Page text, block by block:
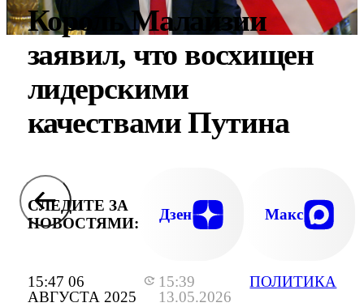
15:47 06
АВГУСТА 2025
15:39
13.05.2026
ПОЛИТИКА
Король Малайзии
заявил, что восхищен
лидерскими
качествами Путина
СЛЕДИТЕ ЗА
НОВОСТЯМИ:
Дзен Макс